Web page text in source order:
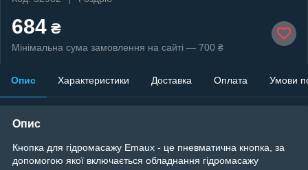
684 ₴
Мінімальна сума замовлення на сайті — 700 ₴
Опис Характеристики Доставка Оплата Умови
Опис
Кнопка для гідромасажу Emaux - це пневматична кнопка, за
допомогою якої включається обладнання гідромасажу